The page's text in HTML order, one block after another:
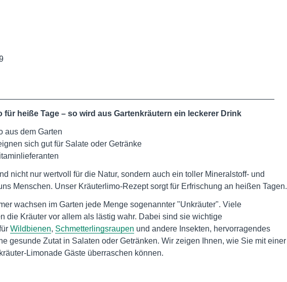
für heiße Tage – so wird aus Gartenkräutern ein leckerer Drink
aus dem Garten
sich gut für Salate oder Getränke
nicht nur wertvoll für die Natur, sondern auch ein toller Mineralstoff- und
Menschen. Unser Kräuterlimo-Rezept sorgt für Erfrischung an heißen Tagen.
wachsen im Garten jede Menge sogenannter "Unkräuter". Viele
die Kräuter vor allem als lästig wahr. Dabei sind sie wichtige
Wildbienen, Schmetterlingsraupen und andere Insekten, hervorragendes
gesunde Zutat in Salaten oder Getränken. Wir zeigen Ihnen, wie Sie mit einer
Limonade Gäste überraschen können.